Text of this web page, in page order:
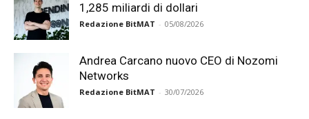
1,285 miliardi di dollari
Redazione BitMAT - 05/08/2026
Andrea Carcano nuovo CEO di Nozomi
Networks
Redazione BitMAT - 30/07/2026